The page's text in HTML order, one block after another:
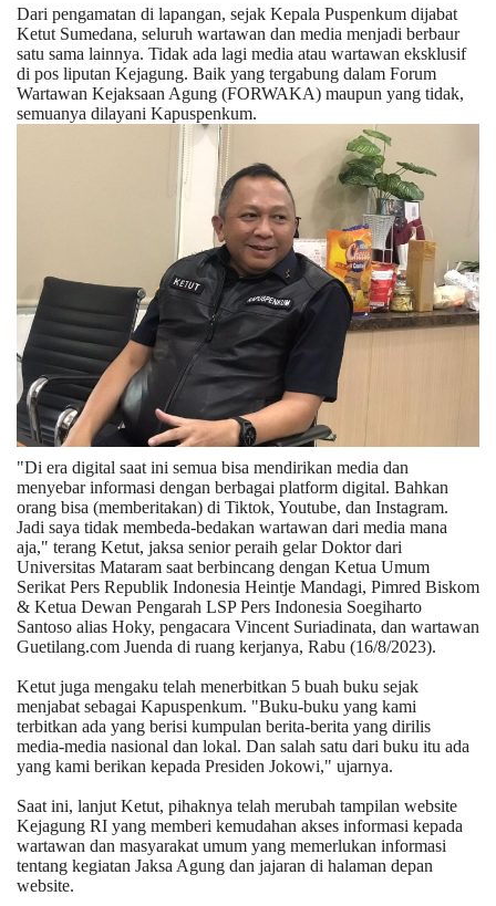
Dari pengamatan di lapangan, sejak Kepala Puspenkum dijabat
Ketut Sumedana, seluruh wartawan dan media menjadi berbaur
satu sama lainnya. Tidak ada lagi media atau wartawan eksklusif
di pos liputan Kejagung. Baik yang tergabung dalam Forum
Wartawan Kejaksaan Agung (FORWAKA) maupun yang tidak,
semuanya dilayani Kapuspenkum.
"Di era digital saat ini semua bisa mendirikan media dan
menyebar informasi dengan berbagai platform digital. Bahkan
orang bisa (memberitakan) di Tiktok, Youtube, dan Instagram.
Jadi saya tidak membeda-bedakan wartawan dari media mana
aja," terang Ketut, jaksa senior peraih gelar Doktor dari
Universitas Mataram saat berbincang dengan Ketua Umum
Serikat Pers Republik Indonesia Heintje Mandagi, Pimred Biskom
& Ketua Dewan Pengarah LSP Pers Indonesia Soegiharto
Santoso alias Hoky, pengacara Vincent Suriadinata, dan wartawan
Guetilang.com Juenda di ruang kerjanya, Rabu (16/8/2023).
Ketut juga mengaku telah menerbitkan 5 buah buku sejak
menjabat sebagai Kapuspenkum. "Buku-buku yang kami
terbitkan ada yang berisi kumpulan berita-berita yang dirilis
media-media nasional dan lokal. Dan salah satu dari buku itu ada
yang kami berikan kepada Presiden Jokowi," ujarnya.
Saat ini, lanjut Ketut, pihaknya telah merubah tampilan website
Kejagung RI yang memberi kemudahan akses informasi kepada
wartawan dan masyarakat umum yang memerlukan informasi
tentang kegiatan Jaksa Agung dan jajaran di halaman depan
website.